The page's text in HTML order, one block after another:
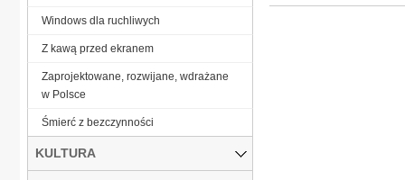
Windows dla ruchliwych
Z kawą przed ekranem
Zaprojektowane, rozwijane, wdrażane
w Polsce
Śmierć z bezczynności
KULTURA